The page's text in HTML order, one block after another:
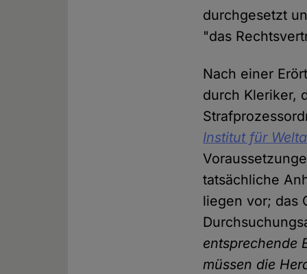
durchgesetzt
"das
Nach einer
durch Kleriker,
Institut für
tatsächliche
liegen vor; das
entsprechende
müssen die